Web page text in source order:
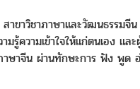
ขาวิชาภาษาและวัฒนธรรม
ามรู้ความเข้าใจให้แก่ตนเอง
าษาจีน ผ่านทักษะการ ฟัง พู